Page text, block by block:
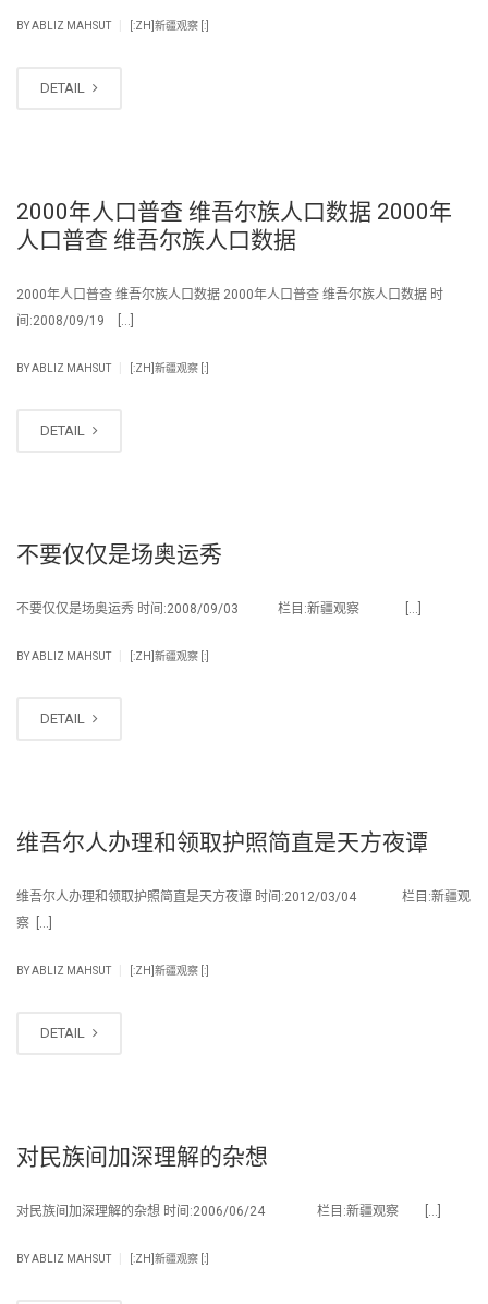
BYABLIZ MAHSUT [:ZH]新疆观察 [:]
DETAIL
2000年人口普查 维吾尔族人口数据 2000年
人口普查 维吾尔族人口数据
2000年人口普查 维吾尔族人口数据 2000年人口普查 维吾尔族人口数据 时
间:2008/09/19 […]
BYABLIZ MAHSUT [:ZH]新疆观察 [:]
DETAIL
不要仅仅是场奥运秀
不要仅仅是场奥运秀 时间:2008/09/03 栏目:新疆观察 […]
BYABLIZ MAHSUT [:ZH]新疆观察 [:]
DETAIL
维吾尔人办理和领取护照简直是天方夜谭
维吾尔人办理和领取护照简直是天方夜谭 时间:2012/03/04 栏目:新疆观
察 […]
BYABLIZ MAHSUT [:ZH]新疆观察 [:]
DETAIL
对民族间加深理解的杂想
对民族间加深理解的杂想 时间:2006/06/24 栏目:新疆观察 […]
BYABLIZ MAHSUT [:ZH]新疆观察 [:]